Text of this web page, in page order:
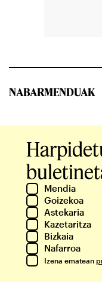
NABARMENDUAK
Mendia
Goizekoa
Astekaria
Kazetaritza
Bizkaia
Nafarroa
Izena ematean